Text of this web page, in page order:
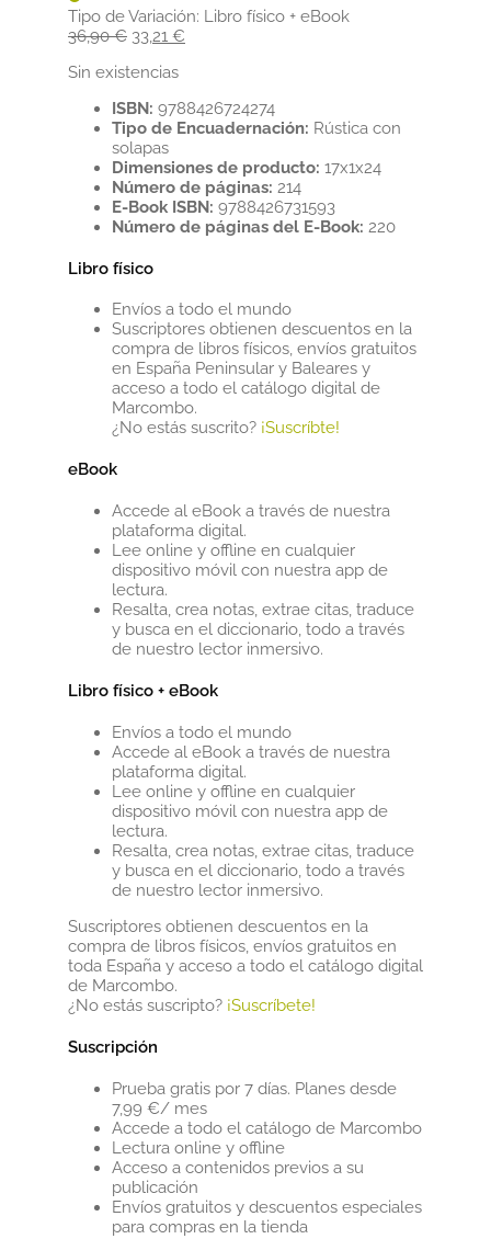
Tipo de Variación: Libro físico + eBook
36,90€ El
original
36,90 €.
33,21 €
33,21 €.
Sin existencias
ISBN: 9788426724274
Tipo de Encuadernación: Rústica con
solapas
Dimensiones de producto: 17x1x24
Número de páginas: 214
E-Book ISBN: 9788426731593
Número de páginas del E-Book: 220
Libro físico
Envíos a todo el mundo
Suscriptores obtienen descuentos en la
compra de libros físicos, envíos gratuitos
en España Peninsular y Baleares y
acceso a todo el catálogo digital de
Marcombo.
¿No estás suscrito? ¡Suscríbte!
eBook
Accede al eBook a través de nuestra
plataforma digital.
Lee online y offline en cualquier
dispositivo móvil con nuestra app de
lectura.
Resalta, crea notas, extrae citas, traduce
y busca en el diccionario, todo a través
de nuestro lector inmersivo.
Libro físico + eBook
Envíos a todo el mundo
Accede al eBook a través de nuestra
plataforma digital.
Lee online y offline en cualquier
dispositivo móvil con nuestra app de
lectura.
Resalta, crea notas, extrae citas, traduce
y busca en el diccionario, todo a través
de nuestro lector inmersivo.
Suscriptores obtienen descuentos en la
compra de libros físicos, envíos gratuitos en
toda España y acceso a todo el catálogo digital
de Marcombo.
¿No estás suscripto? ¡Suscríbete!
Suscripción
Prueba gratis por 7 días. Planes desde
7,99 €/ mes
Accede a todo el catálogo de Marcombo
Lectura online y offline
Acceso a contenidos previos a su
publicación
Envíos gratuitos y descuentos especiales
para compras en la tienda